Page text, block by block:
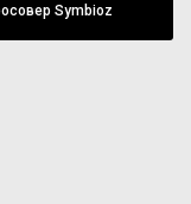
Symbioz